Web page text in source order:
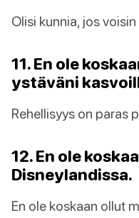
Olisi kunnia, jos
11. En ole
ystäväni
Rehellisyys on paras
12. En ole
Disneylandissa.
En ole koskaan ollut